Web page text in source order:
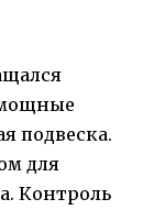
подвеска.
для
Контроль